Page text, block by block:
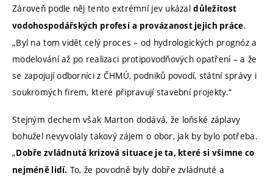
Zároveň podle něj tento extrémní jev ukázaldůležitost
vodohospodářských profesí a provázanost jejich práce.
„Byl na tom vidět celý proces – od hydrologických prognóz a
modelování až po realizaci protipovodňových opatření – a že
se zapojují odborníci z ČHMÚ, podniků povodí, státní správy i
soukromých firem, které připravují stavební projekty.“
Stejným dechem však Marton dodává, že loňské záplavy
bohužel nevyvolaly takový zájem o obor, jak by bylo potřeba.
„Dobře zvládnutá krizová situace je ta, které si všimne co
nejméně lidí. To, že povodně byly dobře zvládnuté a